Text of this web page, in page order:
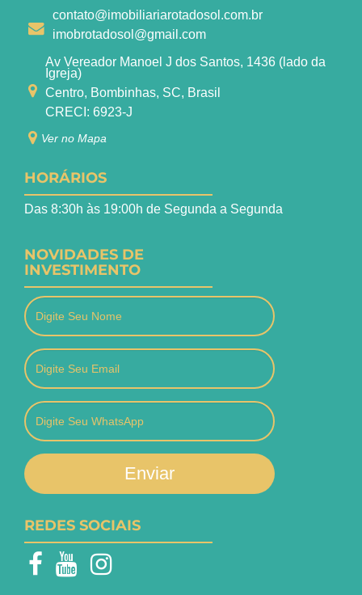
contato@imobiliariarotadosol.com.br
imobrotadosol@gmail.com
Av Vereador Manoel J dos Santos, 1436 (lado da
Igreja)
Centro, Bombinhas, SC, Brasil
CRECI: 6923-J
Ver no Mapa
HORÁRIOS
Das 8:30h às 19:00h de Segunda a Segunda
NOVIDADES DE
INVESTIMENTO
Enviar
REDES SOCIAIS